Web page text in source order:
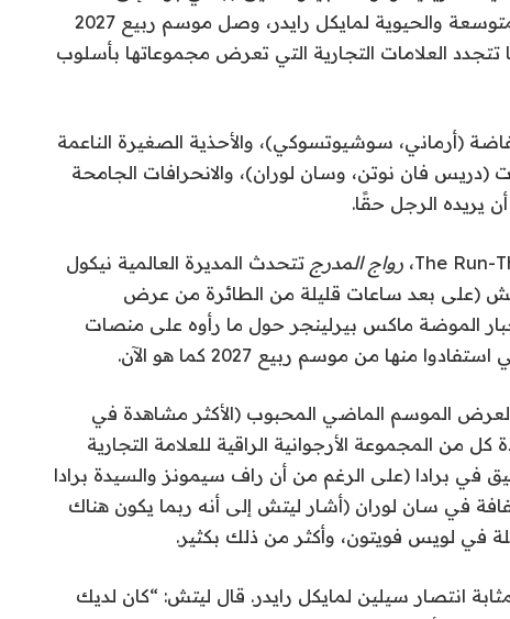
الأولاد بعد يوم من ديور للرجال وسيلين المتوسعة والحيوية لمايكل رايدر، وصل موسم ربيع 2027
تتجدد العلامات التجارية التي تعرض مجموعاتها بأسلوب
(أرماني، سوشيوتسوكي)، والأحذية الصغيرة الناعمة
(دريس فان نوتن، وسان لوران)، والانحرافات الجامحة
يريده الرجل حقًا.
رواج المدرج تتحدث المديرة العالمية نيكول
(على بعد ساعات قليلة من الطائرة من عرض
الموضة ماكس بيرلينجر حول ما رأوه على منصات
منها من موسم ربيع 2027 كما هو الآن.
لعرض الموسم الماضي المحبوب (الأكثر مشاهدة في
بجودة كل من المجموعة الأرجوانية الراقية للعلامة التجارية
في برادا (على الرغم من أن راف سيمونز والسيدة برادا
في سان لوران (أشار ليتش إلى أنه ربما يكون هناك
في لويس فويتون، وأكثر من ذلك بكثير.
انتصار سيلين لمايكل رايدر. قال ليتش: “كان لديك